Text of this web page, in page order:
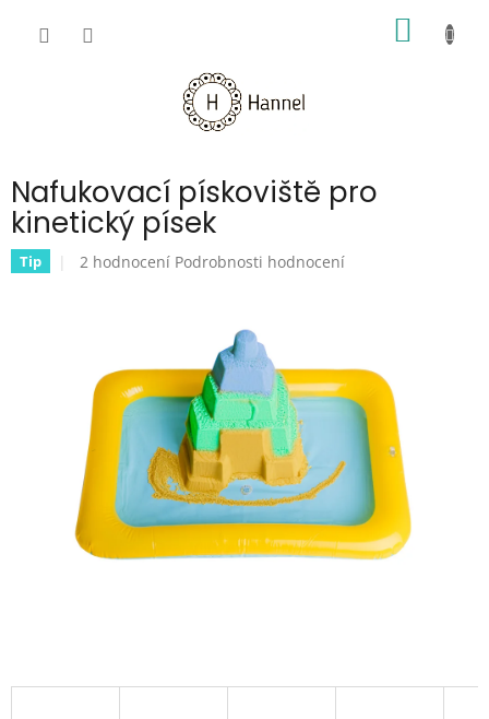
Nafukovací pískoviště pro
kinetický písek
Tip
Průměrné
hvězdiček.
2 hodnocení Podrobnosti hodnocení